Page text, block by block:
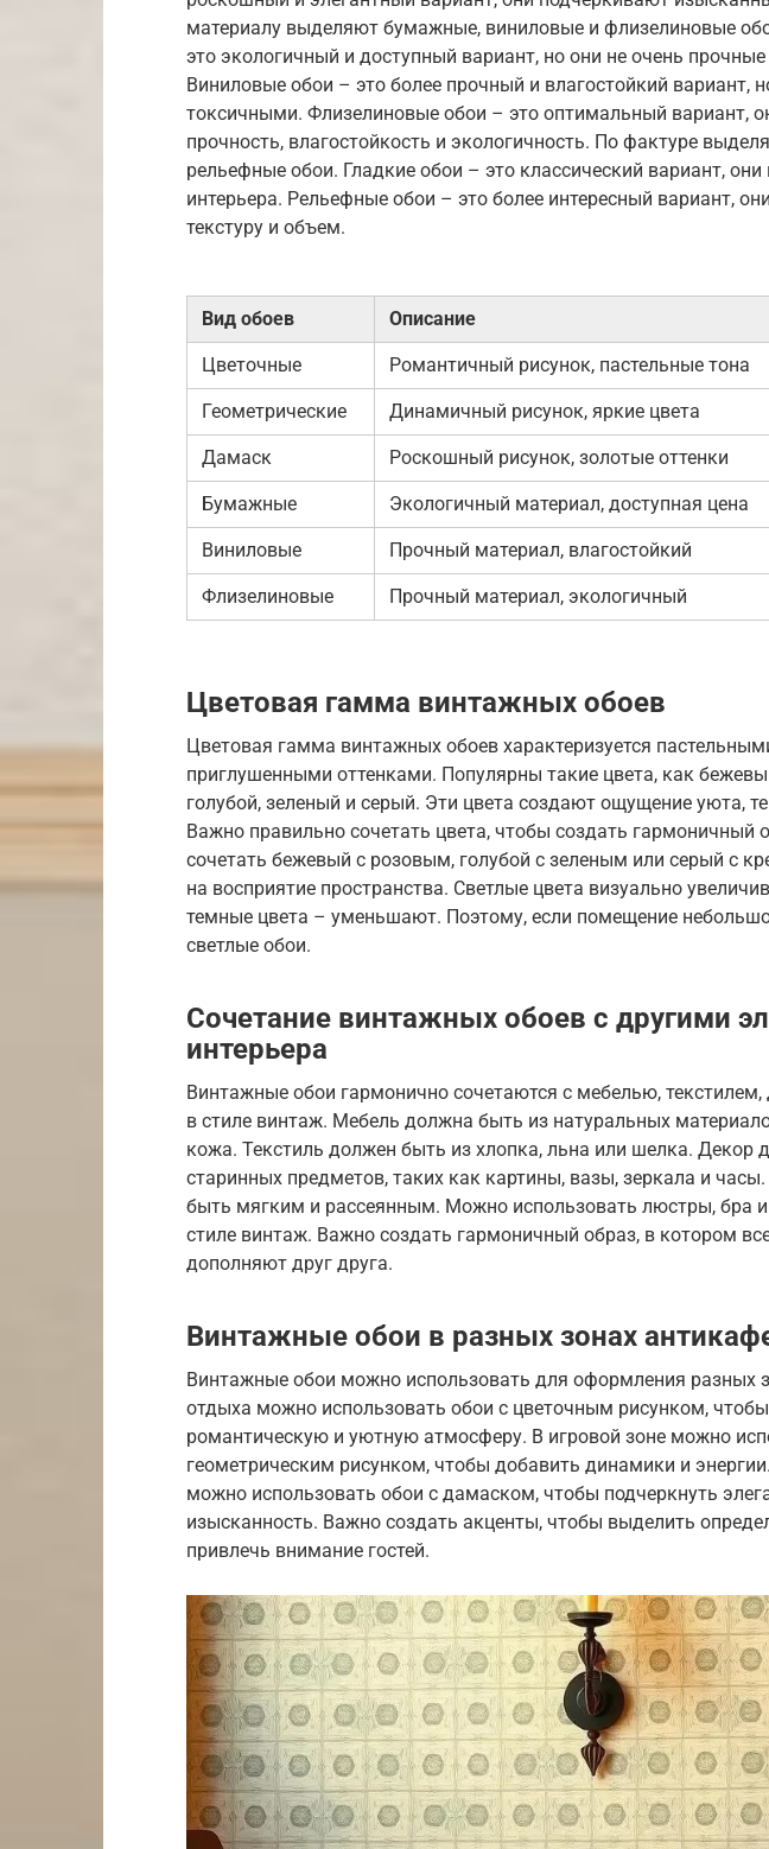
материалу выделяют бумажные, виниловые и флизелиновые
это экологичный и доступный вариант, но они не очень прочные
Виниловые обои – это более прочный и влагостойкий вариант,
токсичными. Флизелиновые обои – это оптимальный вариант,
прочность, влагостойкость и экологичность. По фактуре
рельефные обои. Гладкие обои – это классический вариант,
интерьера. Рельефные обои – это более интересный вариант,
текстуру и объем.
Вид обоев Описание
Цветочные Романтичный рисунок, пастельные тона
Геометрические Динамичный рисунок, яркие цвета
Дамаск Роскошный рисунок, золотые оттенки
Бумажные Экологичный материал, доступная цена
Виниловые Прочный материал, влагостойкий
Флизелиновые Прочный материал, экологичный
Цветовая гамма винтажных обоев
Цветовая гамма винтажных обоев характеризуется
приглушенными оттенками. Популярны такие цвета, как
голубой, зеленый и серый. Эти цвета создают ощущение уюта,
Важно правильно сочетать цвета, чтобы создать
сочетать бежевый с розовым, голубой с зеленым или серый с
на восприятие пространства. Светлые цвета визуально
темные цвета – уменьшают. Поэтому, если помещение
светлые обои.
Сочетание винтажных обоев с другими
интерьера
Винтажные обои гармонично сочетаются с мебелью,
в стиле винтаж. Мебель должна быть из натуральных
кожа. Текстиль должен быть из хлопка, льна или шелка. Декор
старинных предметов, таких как картины, вазы, зеркала и
быть мягким и рассеянным. Можно использовать люстры, бра
стиле винтаж. Важно создать гармоничный образ, в котором
дополняют друг друга.
Винтажные обои в разных зонах
Винтажные обои можно использовать для оформления разных
отдыха можно использовать обои с цветочным рисунком,
романтическую и уютную атмосферу. В игровой зоне можно
геометрическим рисунком, чтобы добавить динамики и
можно использовать обои с дамаском, чтобы подчеркнуть
изысканность. Важно создать акценты, чтобы выделить
привлечь внимание гостей.